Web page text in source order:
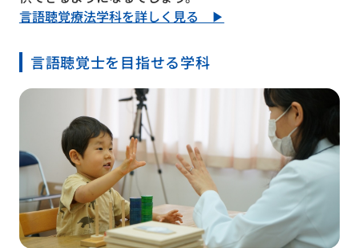
言語聴覚療法学科を詳しく見る ▶
言語聴覚士を目指せる学科